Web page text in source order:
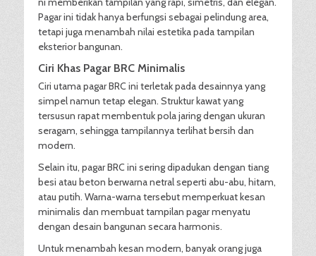
Pagar ini tidak hanya berfungsi sebagai pelindung area,
tetapi juga menambah nilai estetika pada tampilan
eksterior bangunan.
Ciri Khas Pagar BRC Minimalis
Ciri utama pagar BRC ini terletak pada desainnya yang
simpel namun tetap elegan. Struktur kawat yang
tersusun rapat membentuk pola jaring dengan ukuran
seragam, sehingga tampilannya terlihat bersih dan
modern.
Selain itu, pagar BRC ini sering dipadukan dengan tiang
besi atau beton berwarna netral seperti abu-abu, hitam,
atau putih. Warna-warna tersebut memperkuat kesan
minimalis dan membuat tampilan pagar menyatu
dengan desain bangunan secara harmonis.
Untuk menambah kesan modern, banyak orang juga